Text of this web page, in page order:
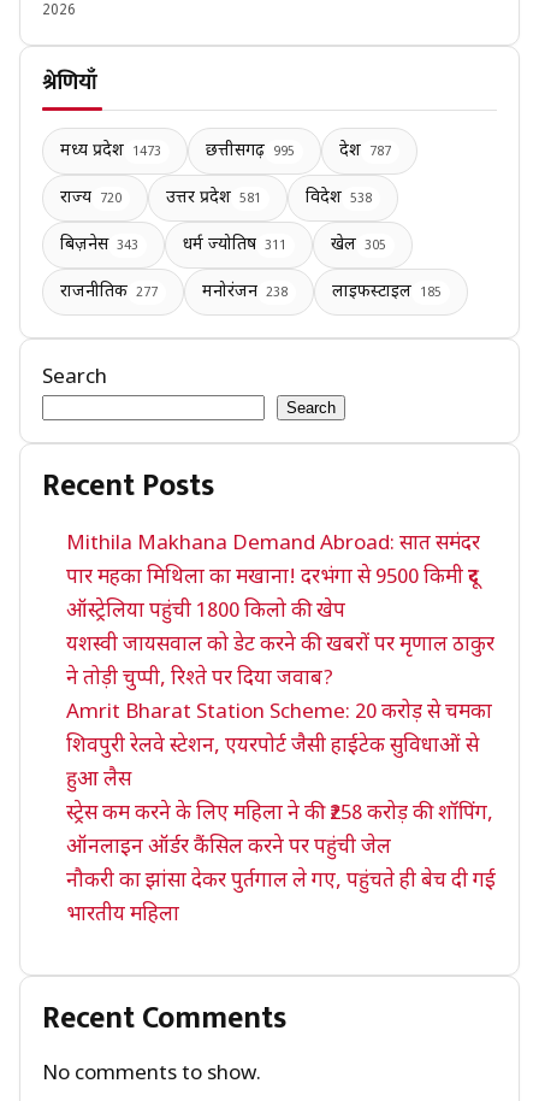
2026
श्रेणियाँ
मध्य प्रदेश 1473 छत्तीसगढ़ 995 देश 787
राज्य 720 उत्तर प्रदेश 581 विदेश 538
बिज़नेस 343 धर्म ज्योतिष 311 खेल 305
राजनीतिक 277 मनोरंजन 238 लाइफस्टाइल 185
Search
Search
Recent Posts
Mithila Makhana Demand Abroad: सात समंदर
पार महका मिथिला का मखाना! दरभंगा से 9500 किमी दूर
ऑस्ट्रेलिया पहुंची 1800 किलो की खेप
यशस्वी जायसवाल को डेट करने की खबरों पर मृणाल ठाकुर
ने तोड़ी चुप्पी, रिश्ते पर दिया जवाब?
Amrit Bharat Station Scheme: 20 करोड़ से चमका
शिवपुरी रेलवे स्टेशन, एयरपोर्ट जैसी हाईटेक सुविधाओं से
हुआ लैस
स्ट्रेस कम करने के लिए महिला ने की ₹258 करोड़ की शॉपिंग,
ऑनलाइन ऑर्डर कैंसिल करने पर पहुंची जेल
नौकरी का झांसा देकर पुर्तगाल ले गए, पहुंचते ही बेच दी गई
भारतीय महिला
Recent Comments
No comments to show.